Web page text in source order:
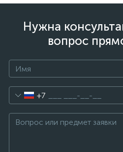
Нужна
вопрос
+7